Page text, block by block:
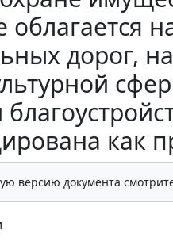
дорог,
как
версию документа